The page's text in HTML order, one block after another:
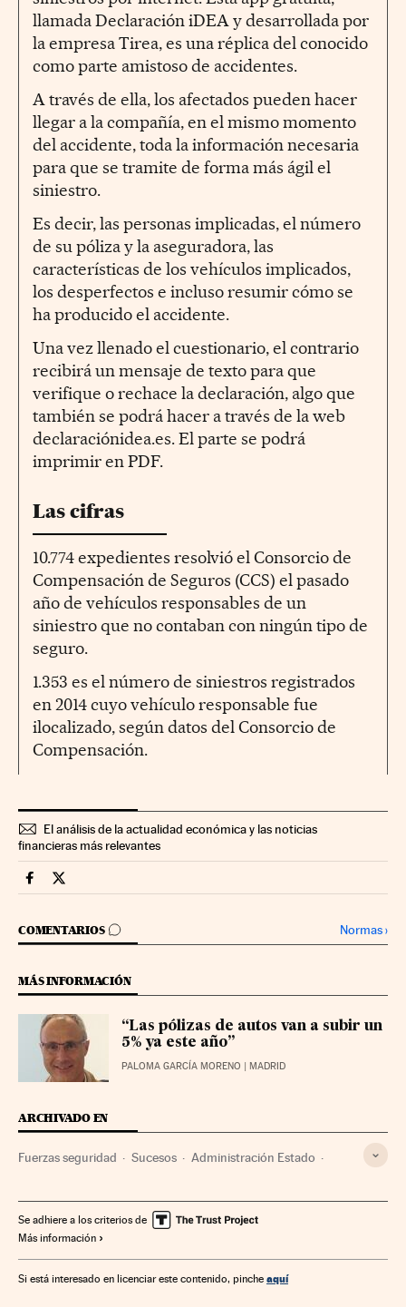
llamada Declaración iDEA y desarrollada por
la empresa Tirea, es una réplica del conocido
como parte amistoso de accidentes.
A través de ella, los afectados pueden hacer
llegar a la compañía, en el mismo momento
del accidente, toda la información necesaria
para que se tramite de forma más ágil el
siniestro.
Es decir, las personas implicadas, el número
de su póliza y la aseguradora, las
características de los vehículos implicados,
los desperfectos e incluso resumir cómo se
ha producido el accidente.
Una vez llenado el cuestionario, el contrario
recibirá un mensaje de texto para que
verifique o rechace la declaración, algo que
también se podrá hacer a través de la web
declaraciónidea.es. El parte se podrá
imprimir en PDF.
Las cifras
10.774 expedientes resolvió el Consorcio de
Compensación de Seguros (CCS) el pasado
año de vehículos responsables de un
siniestro que no contaban con ningún tipo de
seguro.
1.353 es el número de siniestros registrados
en 2014 cuyo vehículo responsable fue
ilocalizado, según datos del Consorcio de
Compensación.
El análisis de la actualidad económica y las noticias
financieras más relevantes
Companias Cinco Días en Facebook
Companias Cinco Días en Twitter
COMENTARIOS
IR A LOS COMENTARIOS Normas›
MÁS INFORMACIÓN
“Las pólizas de autos van a subir un
5% ya este año”
PALOMA GARCÍA MORENO | MADRID
ARCHIVADO EN
Fuerzas seguridad Sucesos Administración Estado
Guardia Civil Direcciones Generales Seguros
Vehículos Tráfico Transporte
Se adhiere a los criterios de
Más información
Si está interesado en licenciar este contenido, pinche aquí